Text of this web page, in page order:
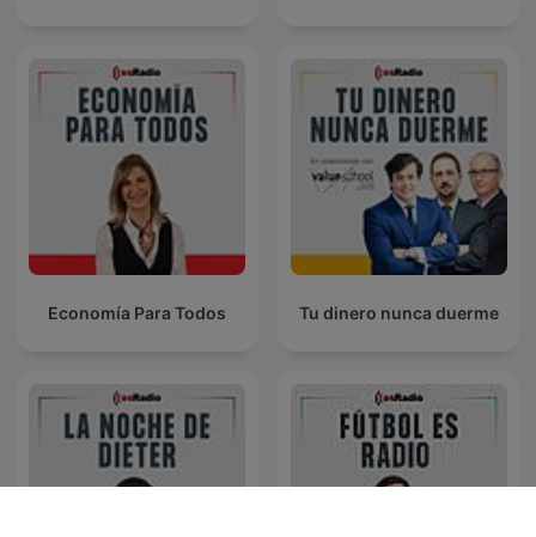
Economía Para Todos Tu dinero nunca duerme